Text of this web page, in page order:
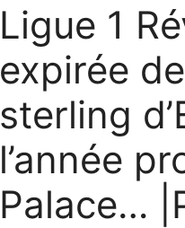
Ligue 1
expirée
sterling
l’année
Palace…